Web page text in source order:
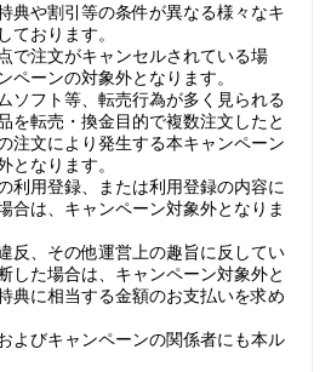
典や割引等の条件が異なる様々なキ
ております。
で注文がキャンセルされている場
ペーンの対象外となります。
ソフト等、転売行為が多く見られる
を転売・換金目的で複数注文したと
注文により発生する本キャンペーン
となります。
利用登録、または利用登録の内容に
合は、キャンペーン対象外となりま
反、その他運営上の趣旨に反してい
した場合は、キャンペーン対象外と
典に相当する金額のお支払いを求め
よびキャンペーンの関係者にも本ル